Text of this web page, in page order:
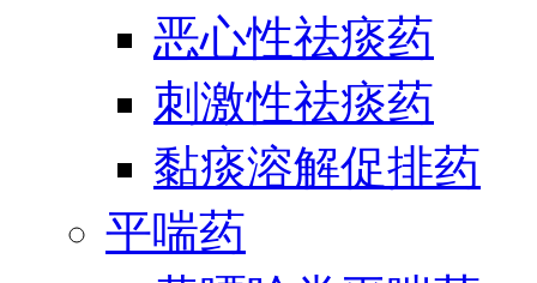
恶心性祛痰药
刺激性祛痰药
黏痰溶解促排药
平喘药